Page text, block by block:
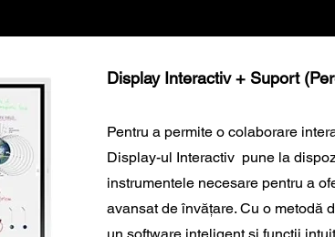
Display Interactiv + Suport
Pentru a permite o colaborare
Display-ul Interactiv pune la
instrumentele necesare pentru a
avansat de învățare. Cu o metodă